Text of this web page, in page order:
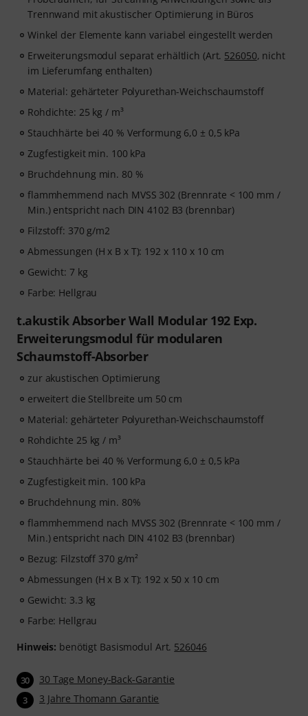
Trennwand mit akustischer Optimierung in Büros
Winkel der Elemente kann variabel eingestellt werden
Erweiterungsmodul separat erhältlich (Art. 526050, nicht
im Lieferumfang enthalten)
Material: gehärteter Polyurethan-Weichschaumstoff
Rohdichte: 25 kg / m³
Stauchhärte bei 40 % Verformung 6,0 ± 0,5 kPa
Zugfestigkeit min. 100 kPa
Bruchdehnung min. 80 %
flammhemmend nach MVSS 302 (Brennrate < 100 mm /
Min.) entspricht nach DIN 4102 B3 (brennbar)
Filzstoff: 370 g/m2
Abmessungen (H x B x T): 192 x 110 x 10 cm
Gewicht: 7 kg
Farbe: Hellgrau
t.akustik Absorber Wall Modular 192 Exp.
Erweiterungsmodul für modularen
Schaumstoff-Absorber
zur akustischen Optimierung
erweitert die Stellbreite um 50 cm
Material: gehärteter Polyurethan-Weichschaumstoff
Rohdichte 25 kg / m³
Stauchhärte bei 40 % Verformung 6,0 ± 0,5 kPa
Zugfestigkeit min. 100 kPa
Bruchdehnung min. 80%
flammhemmend nach MVSS 302 (Brennrate < 100 mm /
Min.) entspricht nach DIN 4102 B3 (brennbar)
Bezug: Filzstoff 370 g/m²
Abmessungen (H x B x T): 192 x 50 x 10 cm
Gewicht: 3.3 kg
Farbe: Hellgrau
Hinweis: benötigt Basismodul Art. 526046
30 30 Tage Money-Back-Garantie
3 3 Jahre Thomann Garantie